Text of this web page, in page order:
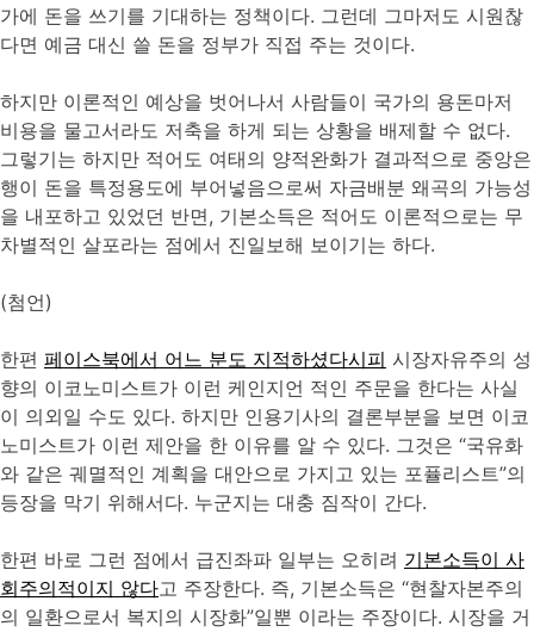
가에 돈을 쓰기를 기대하는 정책이다. 그런데 그마저도 시원찮
다면 예금 대신 쓸 돈을 정부가 직접 주는 것이다.
하지만 이론적인 예상을 벗어나서 사람들이 국가의 용돈마저
비용을 물고서라도 저축을 하게 되는 상황을 배제할 수 없다.
그렇기는 하지만 적어도 여태의 양적완화가 결과적으로 중앙은
행이 돈을 특정용도에 부어넣음으로써 자금배분 왜곡의 가능성
을 내포하고 있었던 반면, 기본소득은 적어도 이론적으로는 무
차별적인 살포라는 점에서 진일보해 보이기는 하다.
(첨언)
한편 페이스북에서 어느 분도 지적하셨다시피 시장자유주의 성
향의 이코노미스트가 이런 케인지언 적인 주문을 한다는 사실
이 의외일 수도 있다. 하지만 인용기사의 결론부분을 보면 이코
노미스트가 이런 제안을 한 이유를 알 수 있다. 그것은 “국유화
와 같은 궤멸적인 계획을 대안으로 가지고 있는 포퓰리스트”의
등장을 막기 위해서다. 누군지는 대충 짐작이 간다.
한편 바로 그런 점에서 급진좌파 일부는 오히려 기본소득이 사
회주의적이지 않다고 주장한다. 즉, 기본소득은 “현찰자본주의
의 일환으로서 복지의 시장화”일뿐 이라는 주장이다. 시장을 거